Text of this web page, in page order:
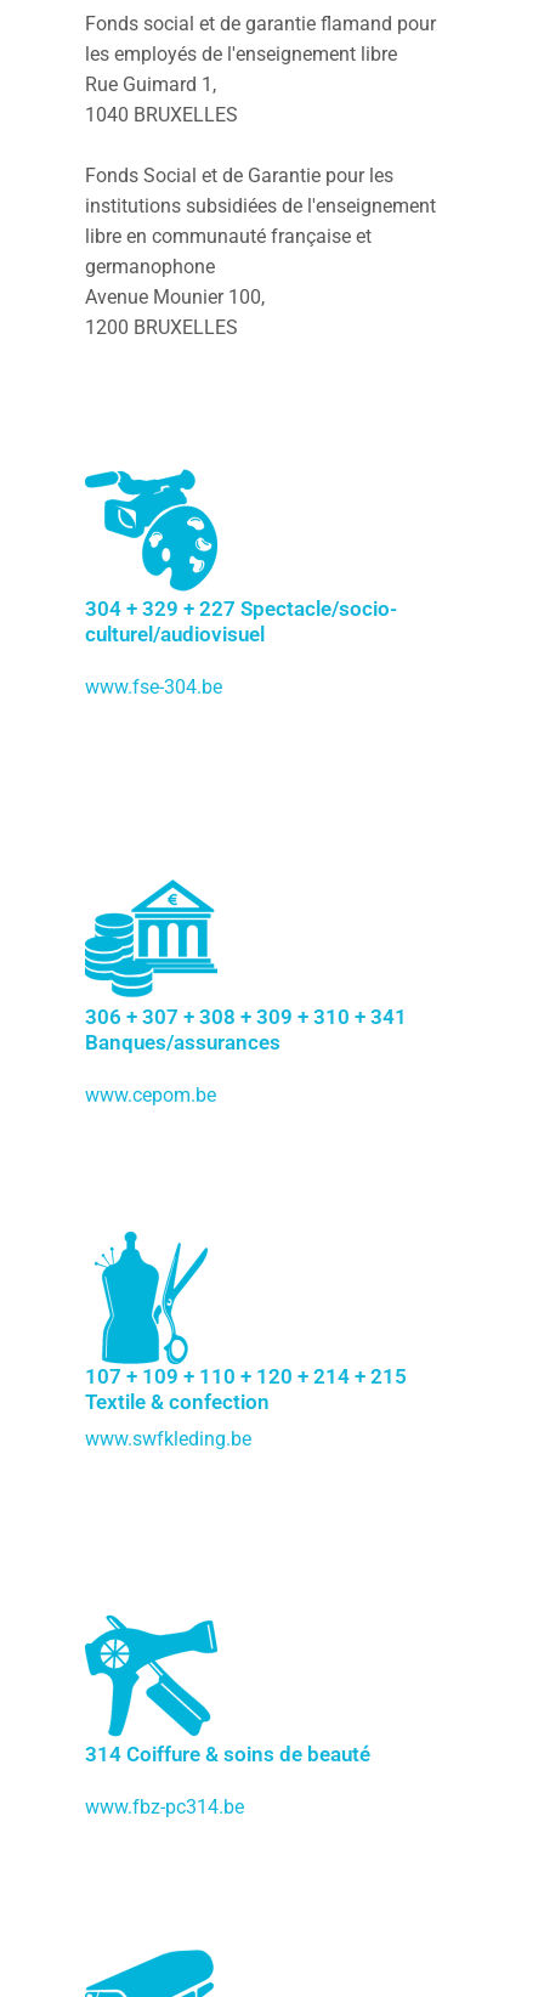
Fonds social et de garantie flamand pour
les employés de l'enseignement libre
Rue Guimard 1,
1040 BRUXELLES
Fonds Social et de Garantie pour les
institutions subsidiées de l'enseignement
libre en communauté française et
germanophone
Avenue Mounier 100,
1200 BRUXELLES
304 + 329 + 227 Spectacle/socio-
culturel/audiovisuel
www.fse-304.be
306 + 307 + 308 + 309 + 310 + 341
Banques/assurances
www.cepom.be
107 + 109 + 110 + 120 + 214 + 215
Textile & confection
www.swfkleding.be
314 Coiffure & soins de beauté
www.fbz-pc314.be